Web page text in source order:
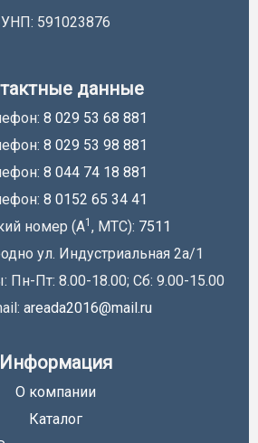
УНП: 591023876
данные
8 029 53 68 881
8 029 53 98 881
8 044 74 18 881
8 0152 65 34 41
номер (A1 , МТС): 7511
ул. Индустриальная 2а/1
Пт: 8.00-18.00; Cб: 9.00-15.00
areada2016@mail.ru
Информация
О компании
Каталог